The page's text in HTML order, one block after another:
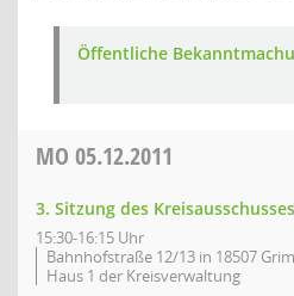
Öffentliche
MO 05.12.2011
3. Sitzung des
15:30-16:15 Uhr
Bahnhofstraße 12/13 in 18507
Haus 1 der Kreisverwaltung